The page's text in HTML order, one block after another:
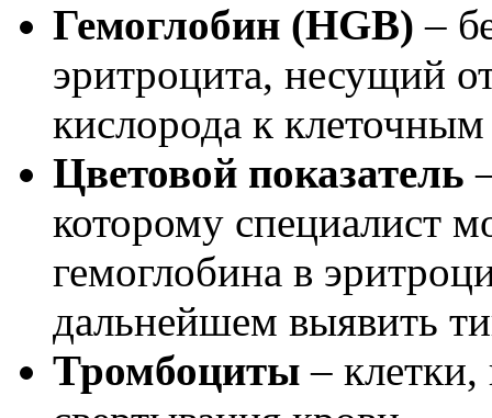
Гемоглобин (HGB) –
эритроцита, несущий
кислорода к
Цветовой показатель
которому специалист
гемоглобина в
дальнейшем выявить
Тромбоциты–